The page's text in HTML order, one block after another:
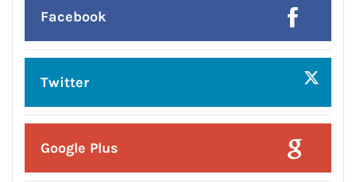
हमसे जुड़े !!